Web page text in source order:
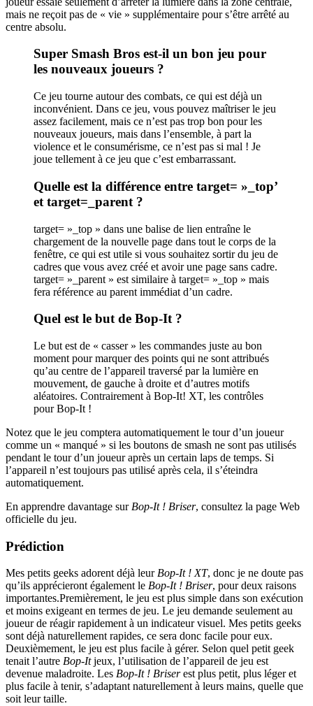
mais ne reçoit pas de « vie » supplémentaire pour s’être arrêté au
centre absolu.
Super Smash Bros est-il un bon jeu pour
les nouveaux joueurs ?
Ce jeu tourne autour des combats, ce qui est déjà un
inconvénient. Dans ce jeu, vous pouvez maîtriser le jeu
assez facilement, mais ce n’est pas trop bon pour les
nouveaux joueurs, mais dans l’ensemble, à part la
violence et le consumérisme, ce n’est pas si mal ! Je
joue tellement à ce jeu que c’est embarrassant.
Quelle est la différence entre target= »_top’
et target=_parent ?
target= »_top » dans une balise de lien entraîne le
chargement de la nouvelle page dans tout le corps de la
fenêtre, ce qui est utile si vous souhaitez sortir du jeu de
cadres que vous avez créé et avoir une page sans cadre.
target= »_parent » est similaire à target= »_top » mais
fera référence au parent immédiat d’un cadre.
Quel est le but de Bop-It ?
Le but est de « casser » les commandes juste au bon
moment pour marquer des points qui ne sont attribués
qu’au centre de l’appareil traversé par la lumière en
mouvement, de gauche à droite et d’autres motifs
aléatoires. Contrairement à Bop-It! XT, les contrôles
pour Bop-It !
Notez que le jeu comptera automatiquement le tour d’un joueur
comme un « manqué » si les boutons de smash ne sont pas utilisés
pendant le tour d’un joueur après un certain laps de temps. Si
l’appareil n’est toujours pas utilisé après cela, il s’éteindra
automatiquement.
En apprendre davantage sur Bop-It ! Briser, consultez la page Web
officielle du jeu.
Prédiction
Mes petits geeks adorent déjà leurBop-It ! XT, donc je ne doute pas
qu’ils apprécieront également le Bop-It ! Briser, pour deux raisons
importantes.Premièrement, le jeu est plus simple dans son exécution
et moins exigeant en termes de jeu. Le jeu demande seulement au
joueur de réagir rapidement à un indicateur visuel. Mes petits geeks
sont déjà naturellement rapides, ce sera donc facile pour eux.
Deuxièmement, le jeu est plus facile à gérer. Selon quel petit geek
tenait l’autre Bop-Itjeux, l’utilisation de l’appareil de jeu est
devenue maladroite. Les Bop-It ! Briserest plus petit, plus léger et
plus facile à tenir, s’adaptant naturellement à leurs mains, quelle que
soit leur taille.